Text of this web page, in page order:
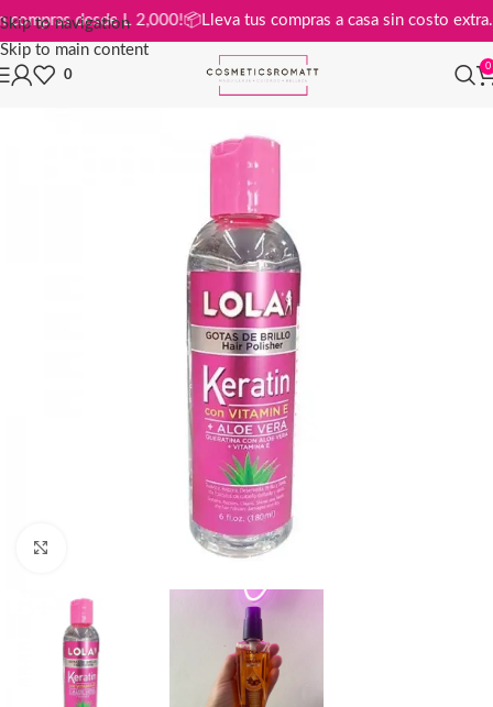
Skip to navigation
Skip to main content
en compras desde L 2,000!📦Lleva tus compras a casa sin costo
0
0